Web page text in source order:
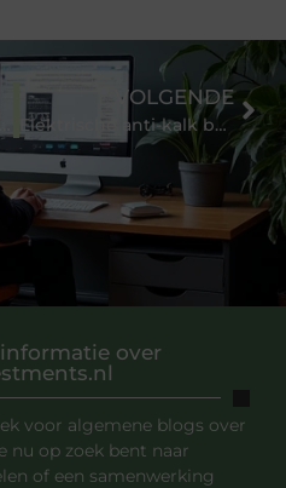
over
voor algemene blogs over
nu op zoek bent naar
of een samenwerking
VOLGENDE
Elektrische anti-kalk boilers zorgen voor schoner, zachter en gezonder water.